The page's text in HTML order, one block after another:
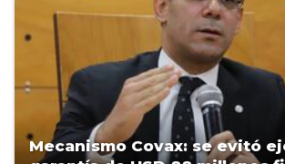
Mecanismo Covax: se evitó